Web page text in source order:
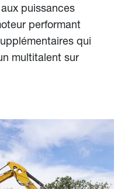
puissances
performant
qui
multitalent sur